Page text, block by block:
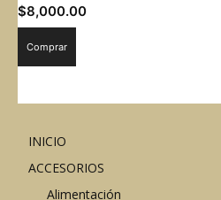
$8,000.00
Comprar
INICIO
ACCESORIOS
Alimentación